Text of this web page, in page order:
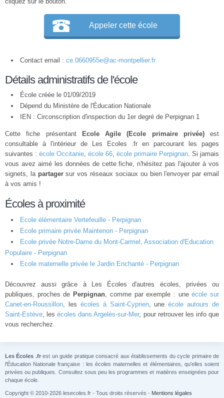
Appeler cette école
Contact email : ce.0660955e@ac-montpellier.fr
Détails administratifs de l'école
École créée le 01/09/2019
Dépend du Ministère de l'Éducation Nationale
IEN : Circonscription d'inspection du 1er degré de Perpignan 1
Cette fiche présentant Ecole Agile (Ecole primaire privée)est
consultable à l'intérieur de Les Ecoles .fr en parcourant les pages
suivantes : école Occitanie, école 66, école primaire Perpignan. Si jamais
vous avez aimé les données de cette fiche, n'hésitez pas l'ajouter à vos
signets, la partagersur vos réseaux sociaux ou bien l'envoyer par email
à vos amis !
Écoles à proximité
Ecole élémentaire Vertefeuille - Perpignan
Ecole primaire privée Maintenon - Perpignan
Ecole privée Notre-Dame du Mont-Carmel, Association d'Education
Populaire - Perpignan
Ecole maternelle privée le Jardin Enchanté - Perpignan
Découvrez aussi grâce à Les Écoles d'autres écoles, privées ou
publiques, proches de Perpignan, comme par exemple : uneécole sur
Canet-en-Roussillon, les écoles à Saint-Cyprien, uneécole autours de
Saint-Estève, lesécoles dans Argelès-sur-Mer, pour retrouver les info que
vous recherchez.
Les Écoles .frest un guide pratique consacré aux établissements du cycle primaire de
l'Éducation Nationale française : les écoles maternelles et élémentaires, qu'elles soient
privées ou publiques. Consultez sous peu les programmes et matières enseignées pour
chaque école.
Copyright © 2010-2026 lesecoles.fr - Tous droits réservés - Mentions légales